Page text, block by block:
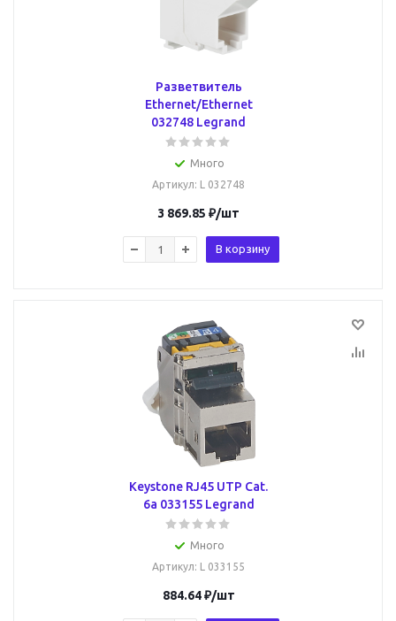
Разветвитель
Ethernet/Ethernet
032748 Legrand
Много
Артикул: L 032748
3 869.85 ₽/шт
В корзину
Keystone RJ45 UTP Cat.
6a 033155 Legrand
Много
Артикул: L 033155
884.64₽/шт